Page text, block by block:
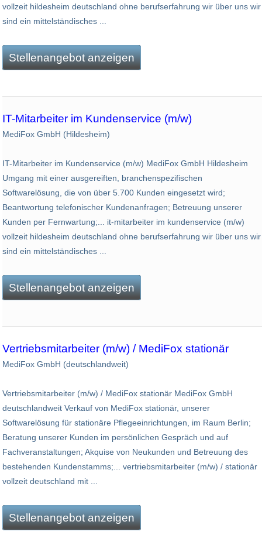
vollzeit hildesheim deutschland ohne berufserfahrung wir über uns wir
sind ein mittelständisches ...
Stellenangebot anzeigen
IT-Mitarbeiter im Kundenservice (m/w)
MediFox GmbH (Hildesheim)
IT-Mitarbeiter im Kundenservice (m/w) MediFox GmbH Hildesheim
Umgang mit einer ausgereiften, branchenspezifischen
Softwarelösung, die von über 5.700 Kunden eingesetzt wird;
Beantwortung telefonischer Kundenanfragen; Betreuung unserer
Kunden per Fernwartung;... it-mitarbeiter im kundenservice (m/w)
vollzeit hildesheim deutschland ohne berufserfahrung wir über uns wir
sind ein mittelständisches ...
Stellenangebot anzeigen
Vertriebsmitarbeiter (m/w) / MediFox stationär
MediFox GmbH (deutschlandweit)
Vertriebsmitarbeiter (m/w) / MediFox stationär MediFox GmbH
deutschlandweit Verkauf von MediFox stationär, unserer
Softwarelösung für stationäre Pflegeeinrichtungen, im Raum Berlin;
Beratung unserer Kunden im persönlichen Gespräch und auf
Fachveranstaltungen; Akquise von Neukunden und Betreuung des
bestehenden Kundenstamms;... vertriebsmitarbeiter (m/w) / stationär
vollzeit deutschland mit ...
Stellenangebot anzeigen